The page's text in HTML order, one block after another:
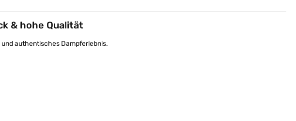
& hohe Qualität
authentisches Dampferlebnis.